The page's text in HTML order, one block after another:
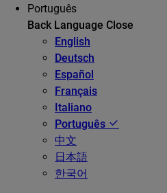
Português
Back Language Close
English
Deutsch
Español
Français
Italiano
Português
中文
日本語
한국어